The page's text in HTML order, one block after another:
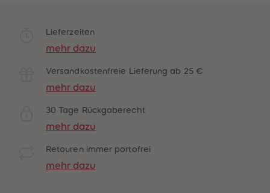
Lieferzeiten
mehr dazu
Versandkostenfreie Lieferung ab 25 €
mehr dazu
30 Tage Rückgaberecht
mehr dazu
Retouren immer portofrei
mehr dazu